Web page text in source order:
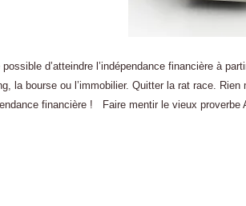
possible d’atteindre l’indépendance financière à
la bourse ou l’immobilier. Quitter la rat race.
financière ! Faire mentir le vieux proverbe